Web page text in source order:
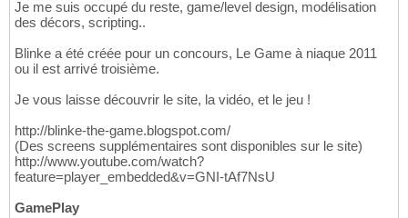
Je me suis occupé du reste, game/level design, modélisation
des décors, scripting..
Blinke a été créée pour un concours, Le Game à niaque 2011
ou il est arrivé troisième.
Je vous laisse découvrir le site, la vidéo, et le jeu !
http://blinke-the-game.blogspot.com/
(Des screens supplémentaires sont disponibles sur le site)
http://www.youtube.com/watch?
feature=player_embedded&v=GNI-tAf7NsU
GamePlay